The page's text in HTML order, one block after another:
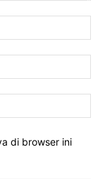
di browser ini